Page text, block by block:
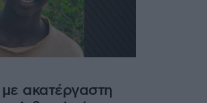
ακατέργαστη